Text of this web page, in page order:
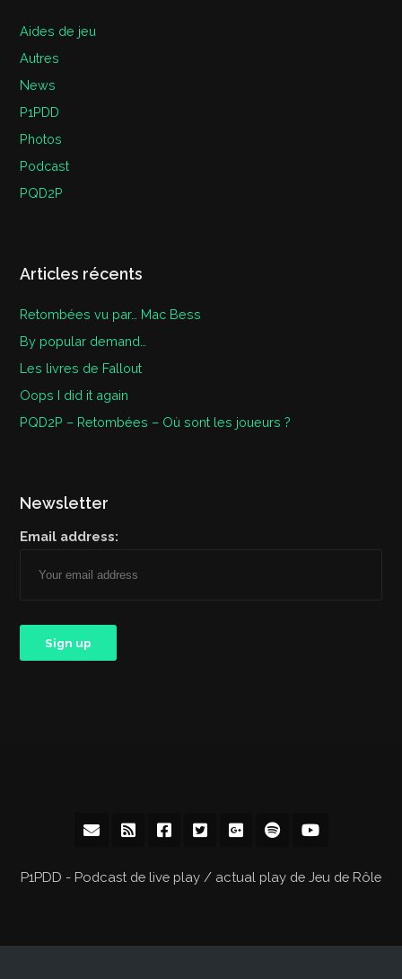
Aides de jeu
Autres
News
P1PDD
Photos
Podcast
PQD2P
Articles récents
Retombées vu par… Mac Bess
By popular demand…
Les livres de Fallout
Oops I did it again
PQD2P – Retombées – Où sont les joueurs ?
Newsletter
Email address:
P1PDD - Podcast de live play / actual play de Jeu de Rôle